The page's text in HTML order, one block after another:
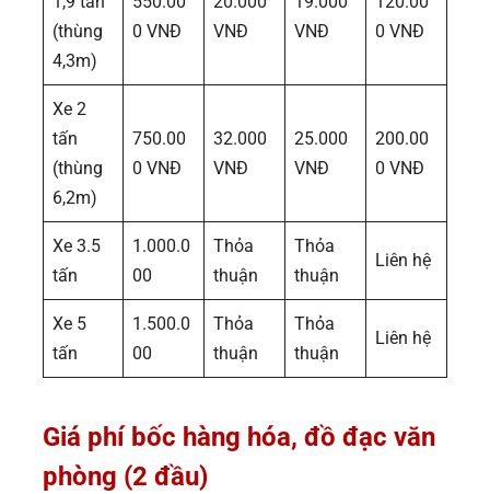
(thùng
4,3m)
0 VNĐ
VNĐ
VNĐ
0 VNĐ
Xe 2
tấn
(thùng
6,2m)
750.00
0 VNĐ
32.000
VNĐ
25.000
VNĐ
200.00
0 VNĐ
Xe 3.5
tấn
1.000.0
00
Thỏa
thuận
Thỏa
thuận
Liên hệ
Xe 5
tấn
1.500.0
00
Thỏa
thuận
Thỏa
thuận
Liên hệ
Giá phí bốc hàng hóa, đồ đạc văn
phòng (2 đầu)